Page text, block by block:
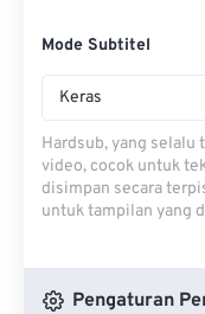
Mode Subtitel
Keras
Hardsub, yang
video, cocok untuk
disimpan secara
untuk tampilan yang
Pengaturan